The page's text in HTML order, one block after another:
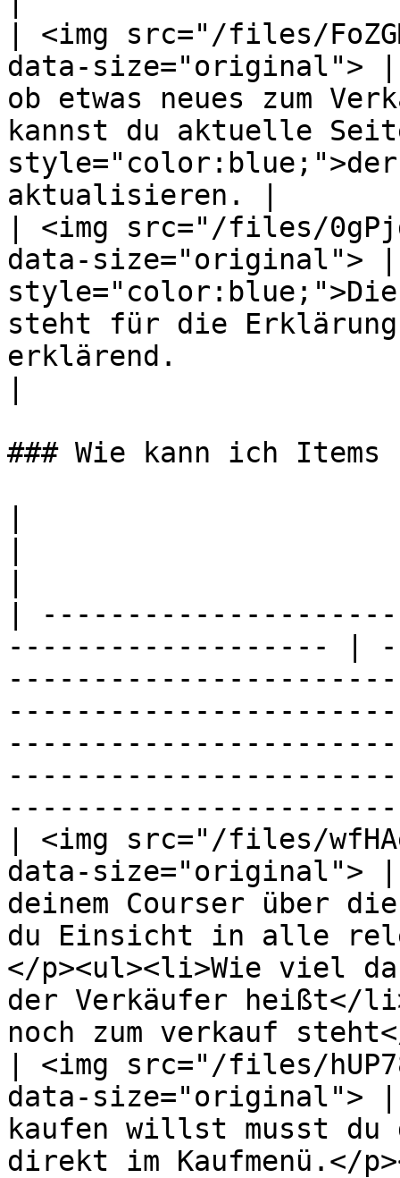
| <img src="/files/
data-size="original">
ob etwas neues zum
kannst du aktuelle
style="color:blue;">der
aktualisieren. |
| <img src="/files/
data-size="original"> |
style="color:blue;">Die
steht für die
erklärend.
### Wie kann ich Items
|
------------------- |
| <img src="/files/
data-size="original"> |
deinem Courser über
du Einsicht in alle
</p><ul><li>Wie viel
der Verkäufer heißt</
noch zum verkauf
| <img src="/files/
data-size="original"> |
kaufen willst musst
direkt im Kaufmenü.</